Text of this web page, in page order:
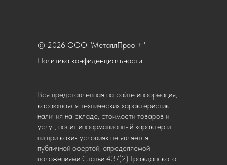
Политика конфиденциальности
© 2026 ООО "МеталлПроф +"
Вся представленная на сайте информация,
касающаяся технических характеристик,
наличия на складе, стоимости товаров и
услуг, носит информационный характер и
ни при каких условиях не является
публичной офертой, определяемой
положениями Статьи 437(2) Гражданского